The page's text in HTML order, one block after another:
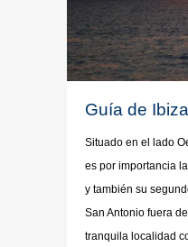
Guía de Ibiza
Situado en el lado
es por importancia
y también su
San Antonio fuera
tranquila localidad